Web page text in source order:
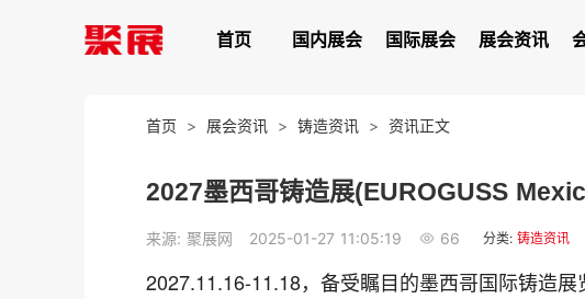
首页 国内展会 国际展会 展会资讯
首页 > 展会资讯 > 铸造资讯 > 资讯正文
2027墨西哥铸造展(EUROGUSS
来源: 聚展网 2025-01-27 11:05:19 66 分类: 铸造资讯
2027.11.16-11.18，备受瞩目的墨西哥国际铸造